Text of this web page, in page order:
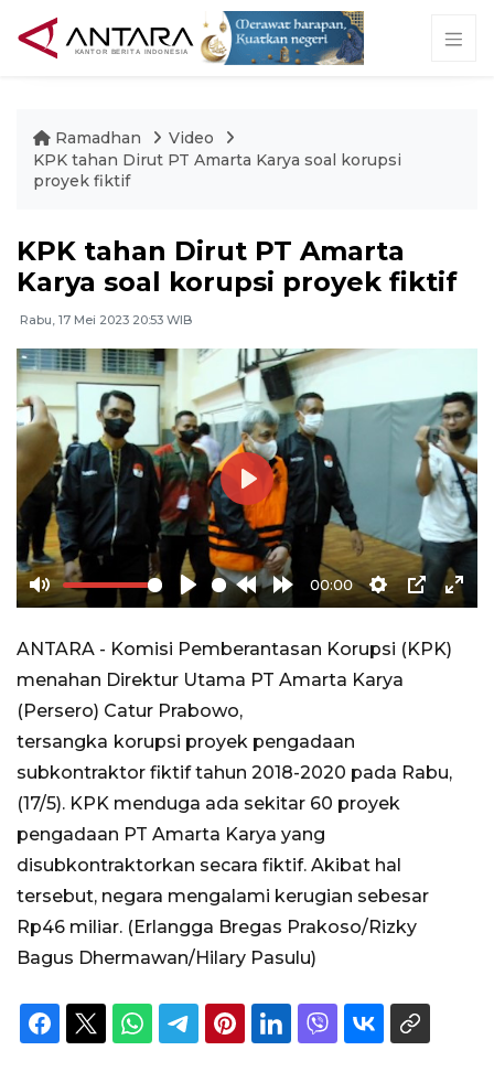
Ramadhan
Video
KPK tahan Dirut PT Amarta Karya soal korupsi
proyek fiktif
KPK tahan Dirut PT Amarta
Karya soal korupsi proyek fiktif
Rabu, 17 Mei 2023 20:53 WIB
Mute Play
Rewind
10s
Forward
00:00
Settings
PIP
Play
ANTARA - Komisi Pemberantasan Korupsi (KPK)
menahan Direktur Utama PT Amarta Karya
(Persero) Catur Prabowo,
tersangka korupsi proyek pengadaan
subkontraktor fiktif tahun 2018-2020 pada Rabu,
(17/5). KPK menduga ada sekitar 60 proyek
pengadaan PT Amarta Karya yang
disubkontraktorkan secara fiktif. Akibat hal
tersebut, negara mengalami kerugian sebesar
Rp46 miliar. (Erlangga Bregas Prakoso/Rizky
Bagus Dhermawan/Hilary Pasulu)